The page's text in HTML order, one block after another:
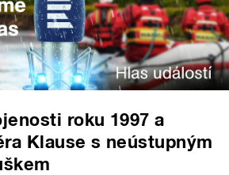
roku 1997 a
Klause s neústupným